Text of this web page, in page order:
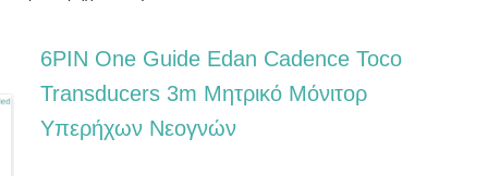
6PIN One Guide Edan Cadence Toco
Transducers 3m Μητρικό Μόνιτορ
Υπερήχων Νεογνών